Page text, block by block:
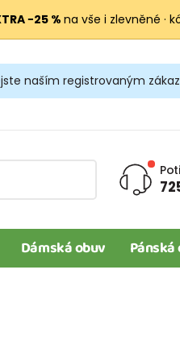
−25 % na vše i zlevněné ·
naším registrovaným
Dámská obuv Pánská